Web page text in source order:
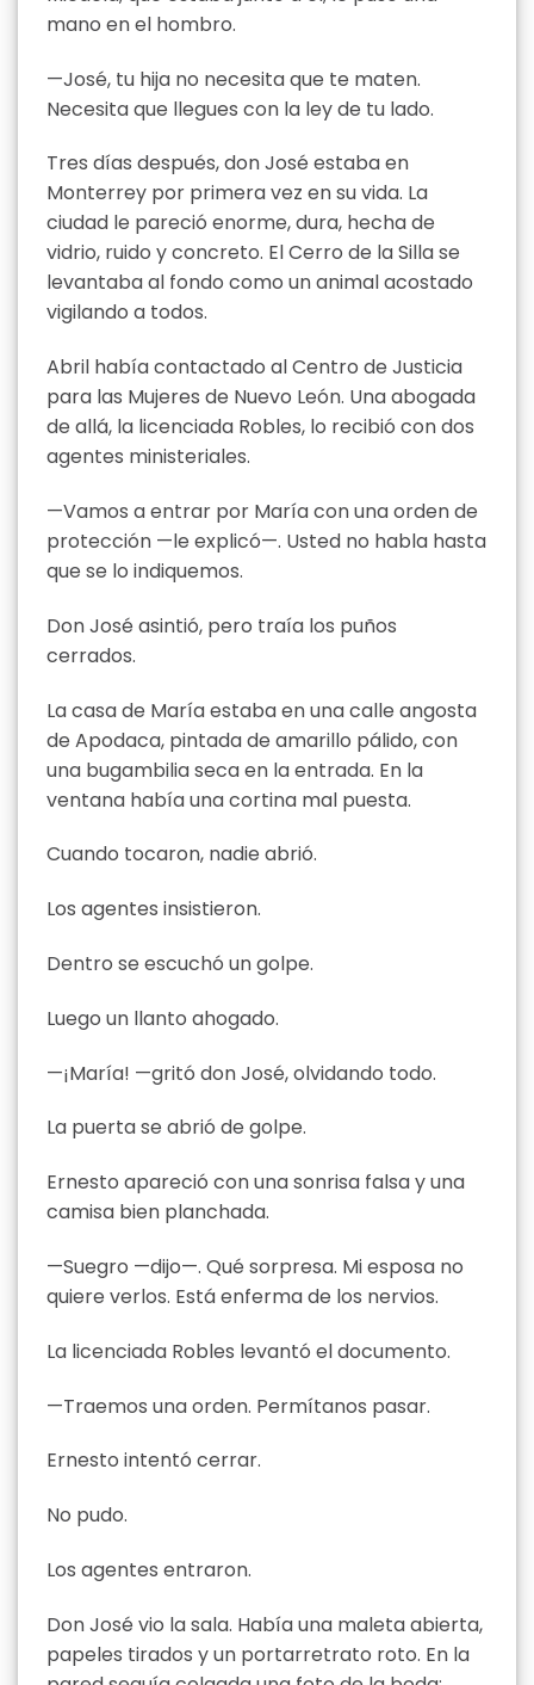
mano en el hombro.
—José, tu hija no necesita que te maten.
Necesita que llegues con la ley de tu lado.
Tres días después, don José estaba en
Monterrey por primera vez en su vida. La
ciudad le pareció enorme, dura, hecha de
vidrio, ruido y concreto. El Cerro de la Silla se
levantaba al fondo como un animal acostado
vigilando a todos.
Abril había contactado al Centro de Justicia
para las Mujeres de Nuevo León. Una abogada
de allá, la licenciada Robles, lo recibió con dos
agentes ministeriales.
—Vamos a entrar por María con una orden de
protección —le explicó—. Usted no habla hasta
que se lo indiquemos.
Don José asintió, pero traía los puños
cerrados.
La casa de María estaba en una calle angosta
de Apodaca, pintada de amarillo pálido, con
una bugambilia seca en la entrada. En la
ventana había una cortina mal puesta.
Cuando tocaron, nadie abrió.
Los agentes insistieron.
Dentro se escuchó un golpe.
Luego un llanto ahogado.
—¡María! —gritó don José, olvidando todo.
La puerta se abrió de golpe.
Ernesto apareció con una sonrisa falsa y una
camisa bien planchada.
—Suegro —dijo—. Qué sorpresa. Mi esposa no
quiere verlos. Está enferma de los nervios.
La licenciada Robles levantó el documento.
—Traemos una orden. Permítanos pasar.
Ernesto intentó cerrar.
No pudo.
Los agentes entraron.
Don José vio la sala. Había una maleta abierta,
papeles tirados y un portarretrato roto. En la